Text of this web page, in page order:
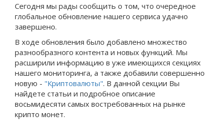
Сегодня мы рады сообщить о том, что очередное
глобальное обновление нашего сервиса удачно
завершено.
В ходе обновления было добавлено множество
разнообразного контента и новых функций. Мы
расширили информацию в уже имеющихся секциях
нашего мониторинга, а также добавили совершенно
новую - "Криптовалюты". В данной секции Вы
найдете статьи и подробное описание
восьмидесяти самых востребованных на рынке
крипто монет.